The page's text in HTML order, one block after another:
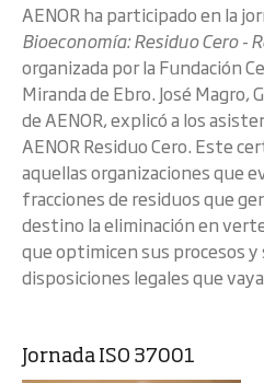
AENOR ha participado en la
Bioeconomía: Residuo Cero -
organizada por la Fundación
Miranda de Ebro. José
de AENOR, explicó a los
AENOR Residuo Cero. Este
aquellas organizaciones que
fracciones de residuos que
destino la eliminación en
que optimicen sus procesos y
disposiciones legales que
Jornada ISO 37001